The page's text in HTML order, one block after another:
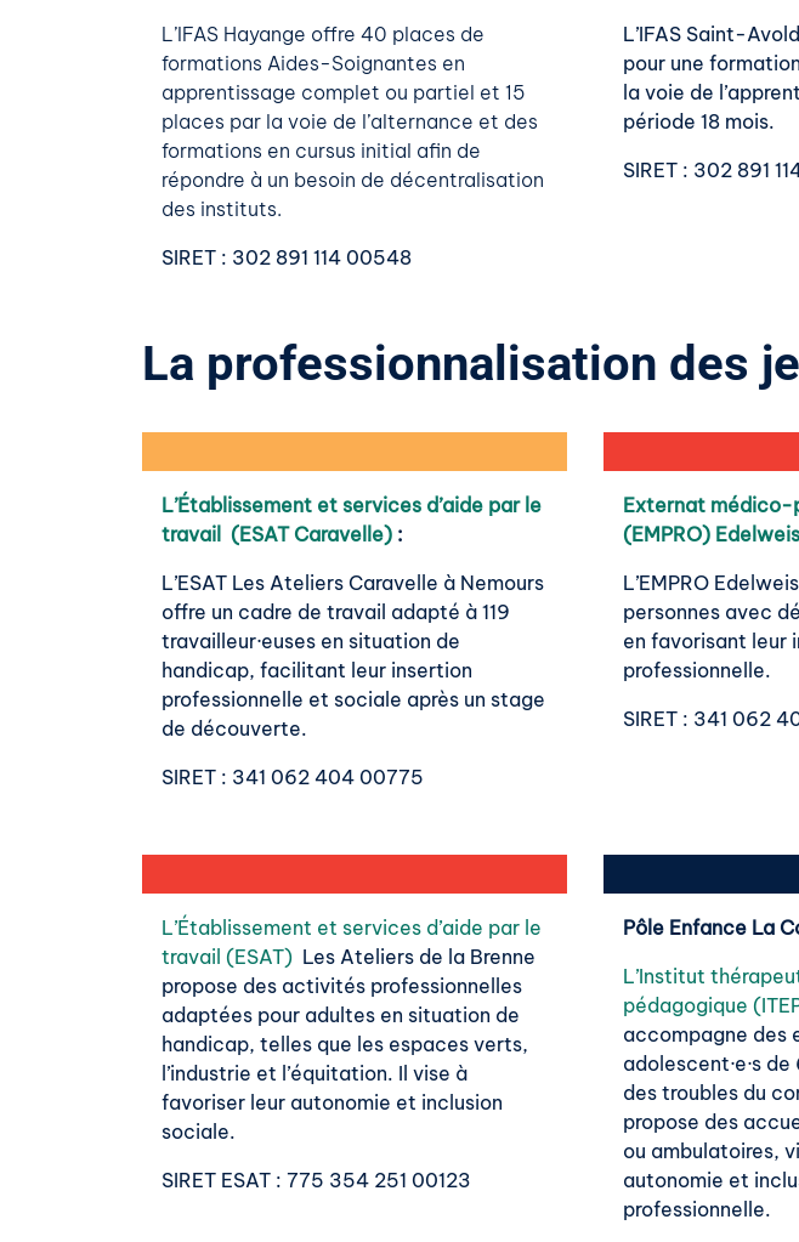
L’IFAS Hayange offre 40 places de
formations Aides-Soignantes en
apprentissage complet ou partiel et 15
places par la voie de l’alternance et des
formations en cursus initial afin de
répondre à un besoin de décentralisation
des instituts.
SIRET : 302 891 114 00548
L’IFAS Saint-
pour une
la voie de
période 18 mois.
SIRET : 302 891
La professionnalisation des
L’Établissement et services d’aide par le
travail (ESAT Caravelle) :
L’ESAT Les Ateliers Caravelle à Nemours
offre un cadre de travail adapté à 119
travailleur·euses en situation de
handicap, facilitant leur insertion
professionnelle et sociale après un stage
de découverte.
SIRET : 341 062 404 00775
Externat médico-
(EMPRO)
L’EMPRO
personnes avec
en favorisant leur
professionnelle.
SIRET : 341 062
L’Établissement et services d’aide par le
travail (ESAT) Les Ateliers de la Brenne
propose des activités professionnelles
adaptées pour adultes en situation de
handicap, telles que les espaces verts,
l’industrie et l’équitation. Il vise à
favoriser leur autonomie et inclusion
sociale.
SIRET ESAT : 775 354 251 00123
Pôle Enfance La
L’Institut
pédagogique
accompagne des
adolescent·e·s
des troubles du
propose des
ou ambulatoires,
autonomie et
professionnelle.